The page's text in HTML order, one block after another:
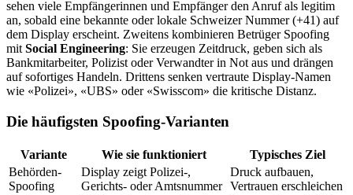
sehen viele Empfängerinnen und Empfänger den Anruf als legitim
an, sobald eine bekannte oder lokale Schweizer Nummer (+41) auf
dem Display erscheint. Zweitens kombinieren Betrüger Spoofing
mitSocial Engineering: Sie erzeugen Zeitdruck, geben sich als
Bankmitarbeiter, Polizist oder Verwandter in Not aus und drängen
auf sofortiges Handeln. Drittens senken vertraute Display-Namen
wie «Polizei», «UBS» oder «Swisscom» die kritische Distanz.
Die häufigsten Spoofing-Varianten
Variante Wie sie funktioniert
Typisches Ziel
Behörden-
Spoofing
Display zeigt Polizei-,
Gerichts- oder Amtsnummer
Druck aufbauen,
Vertrauen erschleichen